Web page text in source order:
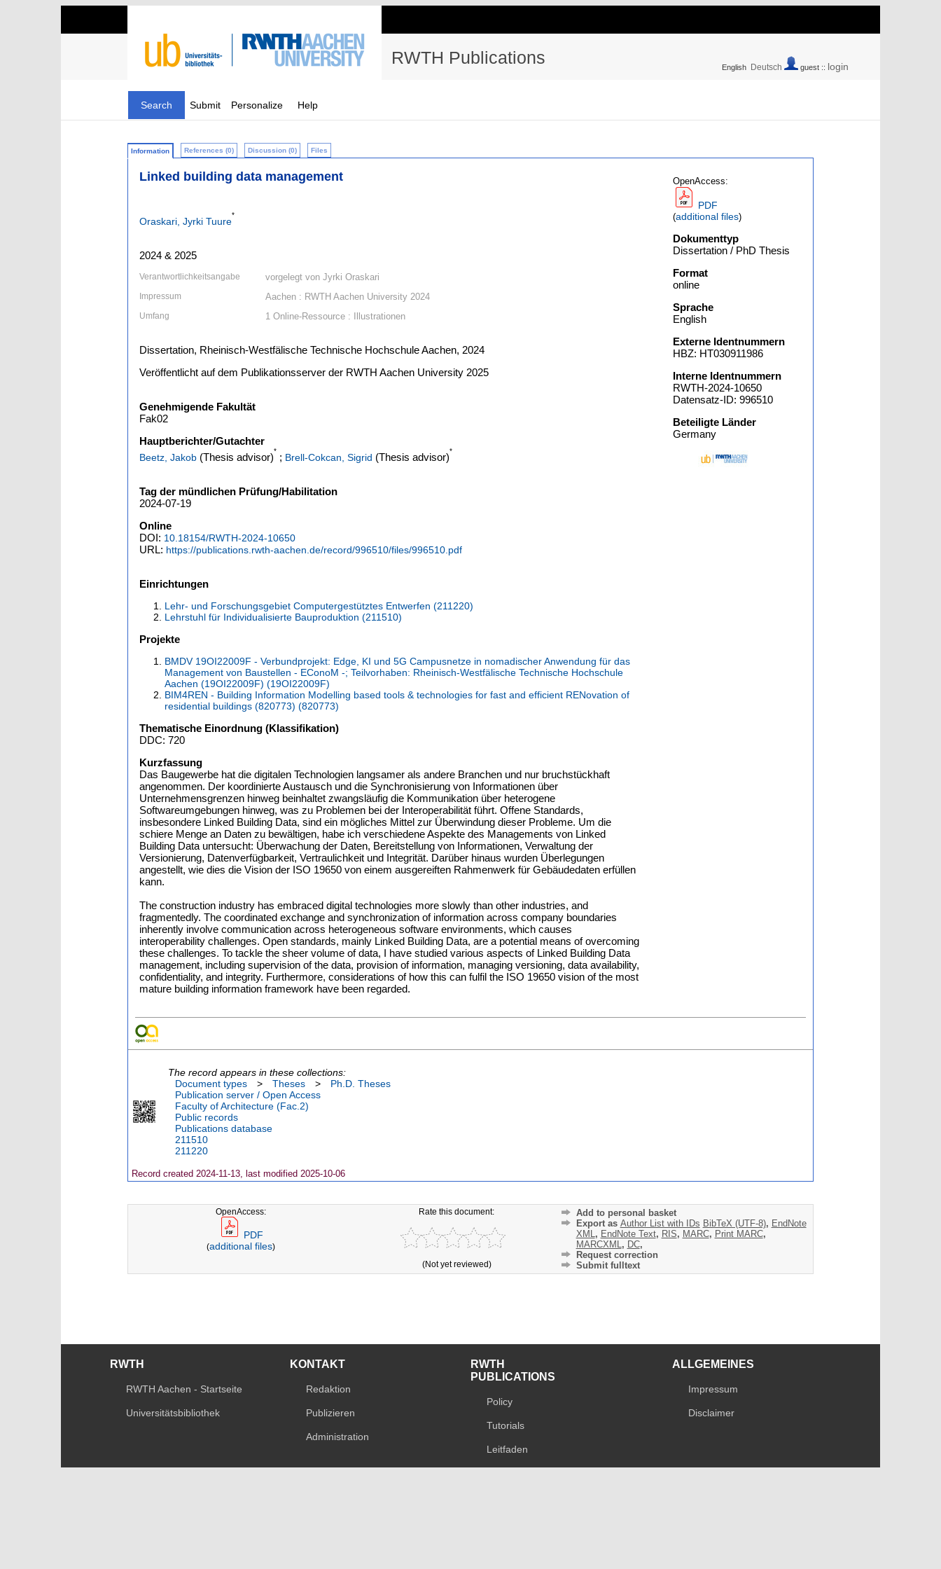
RWTH Publications English Deutsch guest :: login
Search Submit Personalize Help
Information References (0) Discussion (0) Files
Linked building data management
Oraskari, Jyrki Tuure
*
2024 & 2025
Verantwortlichkeitsangabe vorgelegt von Jyrki Oraskari
Impressum Aachen : RWTH Aachen University 2024
Umfang 1 Online-Ressource : Illustrationen
Dissertation, Rheinisch-Westfälische Technische Hochschule Aachen, 2024
Veröffentlicht auf dem Publikationsserver der RWTH Aachen University 2025
Genehmigende Fakultät
Fak02
Hauptberichter/Gutachter
Beetz, Jakob (Thesis advisor)
*
; Brell-Cokcan, Sigrid (Thesis advisor)
*
Tag der mündlichen Prüfung/Habilitation
2024-07-19
Online
DOI: 10.18154/RWTH-2024-10650
URL: https://publications.rwth-aachen.de/record/996510/files/996510.pdf
Einrichtungen
Lehr- und Forschungsgebiet Computergestütztes Entwerfen (211220)
Lehrstuhl für Individualisierte Bauproduktion (211510)
Projekte
BMDV 19OI22009F - Verbundprojekt: Edge, KI und 5G Campusnetze in nomadischer Anwendung für das
Management von Baustellen - EConoM -; Teilvorhaben: Rheinisch-Westfälische Technische Hochschule
Aachen (19OI22009F) (19OI22009F)
BIM4REN - Building Information Modelling based tools & technologies for fast and efficient RENovation of
residential buildings (820773) (820773)
Thematische Einordnung (Klassifikation)
DDC: 720
Kurzfassung
Das Baugewerbe hat die digitalen Technologien langsamer als andere Branchen und nur bruchstückhaft
angenommen. Der koordinierte Austausch und die Synchronisierung von Informationen über
Unternehmensgrenzen hinweg beinhaltet zwangsläufig die Kommunikation über heterogene
Softwareumgebungen hinweg, was zu Problemen bei der Interoperabilität führt. Offene Standards,
insbesondere Linked Building Data, sind ein mögliches Mittel zur Überwindung dieser Probleme. Um die
schiere Menge an Daten zu bewältigen, habe ich verschiedene Aspekte des Managements von Linked
Building Data untersucht: Überwachung der Daten, Bereitstellung von Informationen, Verwaltung der
Versionierung, Datenverfügbarkeit, Vertraulichkeit und Integrität. Darüber hinaus wurden Überlegungen
angestellt, wie dies die Vision der ISO 19650 von einem ausgereiften Rahmenwerk für Gebäudedaten erfüllen
kann.
The construction industry has embraced digital technologies more slowly than other industries, and
fragmentedly. The coordinated exchange and synchronization of information across company boundaries
inherently involve communication across heterogeneous software environments, which causes
interoperability challenges. Open standards, mainly Linked Building Data, are a potential means of overcoming
these challenges. To tackle the sheer volume of data, I have studied various aspects of Linked Building Data
management, including supervision of the data, provision of information, managing versioning, data availability,
confidentiality, and integrity. Furthermore, considerations of how this can fulfil the ISO 19650 vision of the most
mature building information framework have been regarded.
OpenAccess:
PDF
(additional files)
Dokumenttyp
Dissertation / PhD Thesis
Format
online
Sprache
English
Externe Identnummern
HBZ: HT030911986
Interne Identnummern
RWTH-2024-10650
Datensatz-ID: 996510
Beteiligte Länder
Germany
The record appears in these collections:
Document types
> Theses >
Ph.D. Theses
Publication server / Open Access
Faculty of Architecture (Fac.2)
Public records
Publications database
211510
211220
Record created 2024-11-13, last modified 2025-10-06
OpenAccess:
PDF
(additional files)
Rate this document:
(Not yet reviewed)
Add to personal basket
Export as Author List with IDs BibTeX (UTF-8), EndNote
XML , EndNote Text, RIS, MARC, Print MARC,
MARCXML , DC,
Request correction
Submit fulltext
RWTH
RWTH Aachen - Startseite
Universitätsbibliothek
KONTAKT
Redaktion
Publizieren
Administration
RWTH
PUBLICATIONS
Policy
Tutorials
Leitfaden
ALLGEMEINES
Impressum
Disclaimer